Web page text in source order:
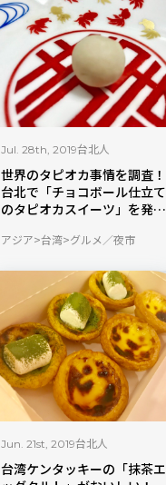
Jul. 28th, 2019台北人
世界のタピオカ事情を調査！
台北で「チョコボール仕立て
のタピオカスイーツ」を発見
アジア 台湾 グルメ／夜市
Jun. 21st, 2019台北人
台湾ケンタッキーの「抹茶エ